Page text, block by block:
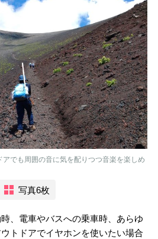
でも周囲の音に気を配りつつ音楽を楽しめ
写真6枚
時、電車やバスへの乗車時、あらゆ
トドアでイヤホンを使いたい場合